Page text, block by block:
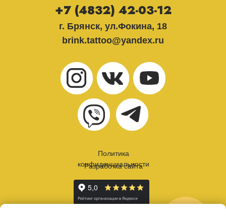
г. Брянск, ул.Фокина, 18
brink.tattoo@yandex.ru
+7 (4832) 42-03-12
Политика
конфиденциальности
Разработка сайта